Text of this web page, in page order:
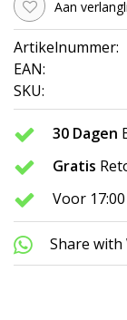
Aan
Artikelnummer:
EAN:
SKU:
30 Dagen
Gratis
Voor
Share with